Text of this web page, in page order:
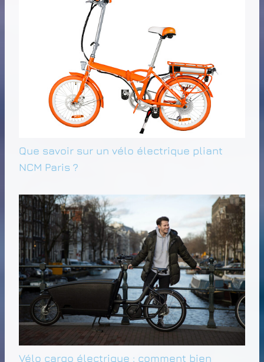
Que savoir sur un vélo électrique pliant
NCM Paris ?
Vélo cargo électrique : comment bien